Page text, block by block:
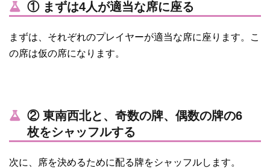
① まずは4人が適当な席に座る
まずは、それぞれのプレイヤーが適当な席に座ります。こ
の席は仮の席になります。
② 東南西北と、奇数の牌、偶数の牌の6
枚をシャッフルする
次に、席を決めるために配る牌をシャッフルします。